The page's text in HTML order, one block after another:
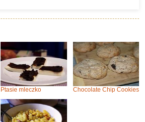
Ptasie mleczko Chocolate Chip Cookies